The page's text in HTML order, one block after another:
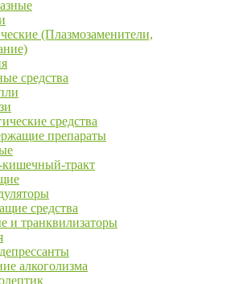
(Плазмозаменители,
средства
средства
препараты
тракт
средства
и транквилизаторы
алкоголизма